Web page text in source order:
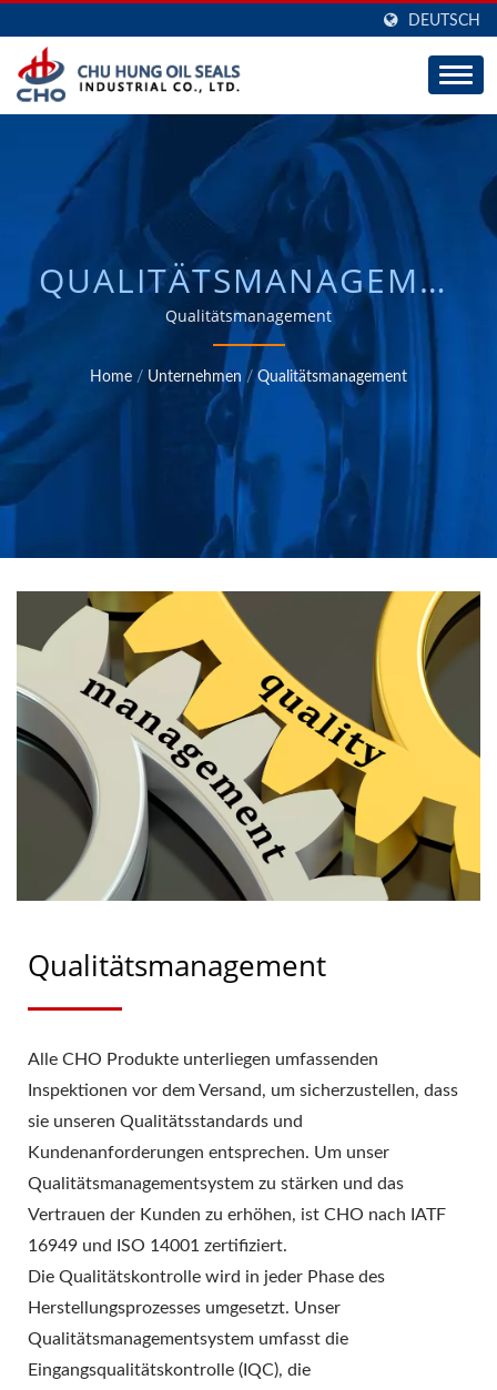
DEUTSCH
QUALITÄTSMANAGEMENT
/ AUTOMOBIL- &
INDUSTRIE E-BARRIER-
RADABDICHTUNGEN,
CENTURION-
RADABDICHTUNGEN &
ACHSE/
HERSTELLER SEIT 1988
| CHU HUNG OIL SEALS
INDUSTRIAL CO., LTD.
Qualitätsmanagement
Home / Unternehmen / Qualitätsmanagement
Qualitätsmanagement
Alle CHO Produkte unterliegen umfassenden
Inspektionen vor dem Versand, um sicherzustellen, dass
sie unseren Qualitätsstandards und
Kundenanforderungen entsprechen. Um unser
Qualitätsmanagementsystem zu stärken und das
Vertrauen der Kunden zu erhöhen, ist CHO nach IATF
16949 und ISO 14001 zertifiziert.
Die Qualitätskontrolle wird in jeder Phase des
Herstellungsprozesses umgesetzt. Unser
Qualitätsmanagementsystem umfasst die
Eingangsqualitätskontrolle (IQC), die